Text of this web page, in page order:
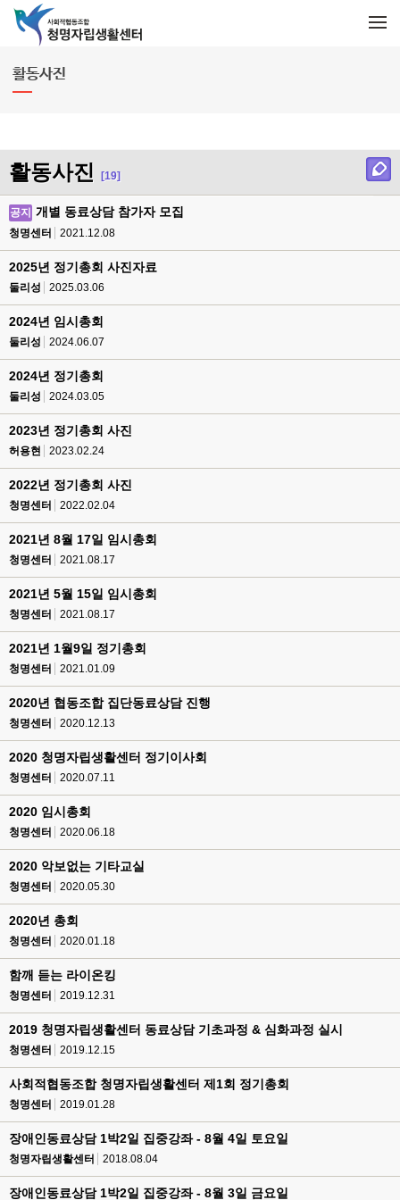
활동사진
활동사진 [19]
공지 개별 동료상담 참가자 모집
청명센터 2021.12.08
2025년 정기총회 사진자료
둘리성 2025.03.06
2024년 임시총회
둘리성 2024.06.07
2024년 정기총회
둘리성 2024.03.05
2023년 정기총회 사진
허용현 2023.02.24
2022년 정기총회 사진
청명센터 2022.02.04
2021년 8월 17일 임시총회
청명센터 2021.08.17
2021년 5월 15일 임시총회
청명센터 2021.08.17
2021년 1월9일 정기총회
청명센터 2021.01.09
2020년 협동조합 집단동료상담 진행
청명센터 2020.12.13
2020 청명자립생활센터 정기이사회
청명센터 2020.07.11
2020 임시총회
청명센터 2020.06.18
2020 악보없는 기타교실
청명센터 2020.05.30
2020년 총회
청명센터 2020.01.18
함깨 듣는 라이온킹
청명센터 2019.12.31
2019 청명자립생활센터 동료상담 기초과정 & 심화과정 실시
청명센터 2019.12.15
사회적협동조합 청명자립생활센터 제1회 정기총회
청명센터 2019.01.28
장애인동료상담 1박2일 집중강좌 - 8월 4일 토요일
청명자립생활센터 2018.08.04
장애인동료상담 1박2일 집중강좌 - 8월 3일 금요일